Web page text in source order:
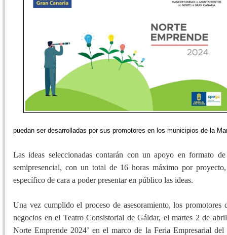
puedan ser desarrolladas por sus promotores en los municipios de la
Las ideas seleccionadas contarán con un apoyo en formato
semipresencial, con un total de 16 horas máximo por
específico de cara a poder presentar en público las ideas.
Una vez cumplido el proceso de asesoramiento, los promotores
negocios en el Teatro Consistorial de Gáldar, el martes 2 de
Norte Emprende 2024’ en el marco de la Feria Empresarial